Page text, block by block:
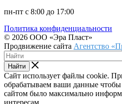
пн-пт с 8:00 до 17:00
Политика конфиденциальности
© 2026 ООО «Эра Пласт»
Продвижение сайта Агентство
Найти
Сайт использует файлы cookie.
обрабатываем ваши данные
сайтом было максимально
интересам.